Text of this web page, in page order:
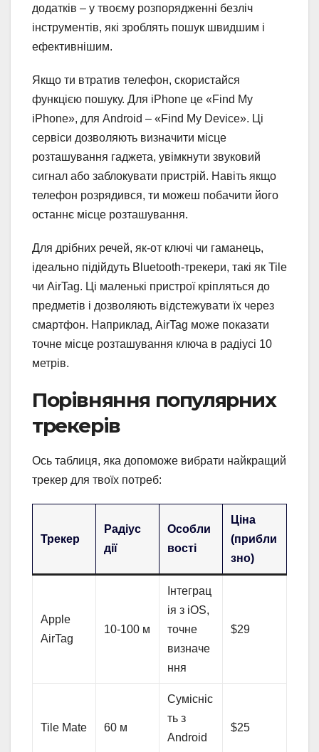
додатків – у твоєму розпорядженні безліч
інструментів, які зроблять пошук швидшим і
ефективнішим.
Якщо ти втратив телефон, скористайся
функцією пошуку. Для iPhone це «Find My
iPhone», для Android – «Find My Device». Ці
сервіси дозволяють визначити місце
розташування гаджета, увімкнути звуковий
сигнал або заблокувати пристрій. Навіть якщо
телефон розрядився, ти можеш побачити його
останнє місце розташування.
Для дрібних речей, як-от ключі чи гаманець,
ідеально підійдуть Bluetooth-трекери, такі як Tile
чи AirTag. Ці маленькі пристрої кріпляться до
предметів і дозволяють відстежувати їх через
смартфон. Наприклад, AirTag може показати
точне місце розташування ключа в радіусі 10
метрів.
Порівняння популярних
трекерів
Ось таблиця, яка допоможе вибрати найкращий
трекер для твоїх потреб:
Трекер
Радіус
дії
Особли
вості
Ціна
(прибли
зно)
Apple
AirTag
10-100 м
Інтеграц
ія з iOS,
точне
визначе
ння
$29
Tile Mate 60 м
Сумісніс
ть з
Android
$25